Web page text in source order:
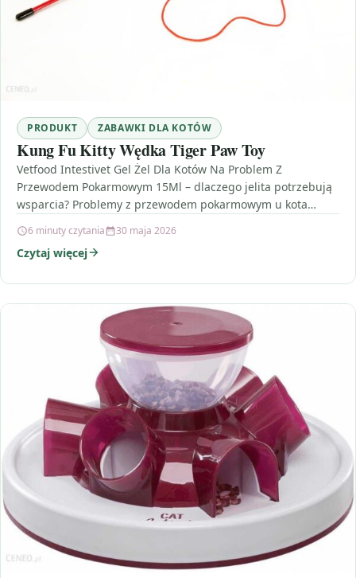
PRODUKT ZABAWKI DLA KOTÓW
Kung Fu Kitty Wędka Tiger Paw Toy
Vetfood Intestivet Gel Żel Dla Kotów Na Problem Z
Przewodem Pokarmowym 15Ml – dlaczego jelita potrzebują
wsparcia? Problemy z przewodem pokarmowym u kota
6 minuty czytania 30 maja 2026
Czytaj więcej